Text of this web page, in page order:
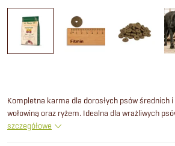
Kompletna karma dla dorosłych psów średnich
wołowiną oraz ryżem. Idealna dla wrażliwych
szczegółowe